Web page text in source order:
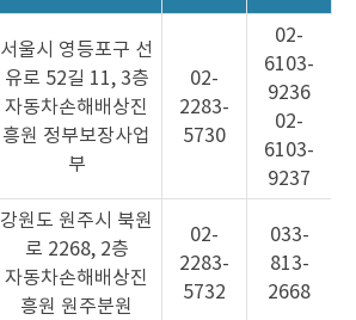
서울시 영등포구 선
유로 52길 11, 3층
자동차손해배상진
흥원 정부보장사업
부
02-
2283-
5730
02-
6103-
9236
02-
6103-
9237
강원도 원주시 북원
로 2268, 2층
자동차손해배상진
흥원 원주분원
02-
2283-
5732
033-
813-
2668